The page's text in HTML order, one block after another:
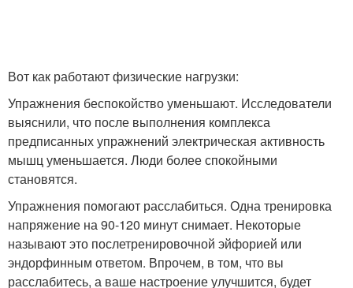
Вот как работают физические нагрузки:
Упражнения беспокойство уменьшают. Исследователи
выяснили, что после выполнения комплекса
предписанных упражнений электрическая активность
мышц уменьшается. Люди более спокойными
становятся.
Упражнения помогают расслабиться. Одна тренировка
напряжение на 90-120 минут снимает. Некоторые
называют это послетренировочной эйфорией или
эндорфинным ответом. Впрочем, в том, что вы
расслабитесь, а ваше настроение улучшится, будет